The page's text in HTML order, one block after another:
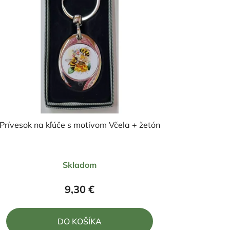
Prívesok na kľúče s motívom Včela + žetón
hodnotenie
produktu
z
Skladom
9,30 €
DO KOŠÍKA